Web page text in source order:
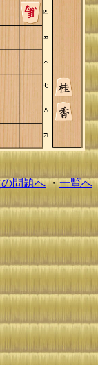
問題へ・一覧へ